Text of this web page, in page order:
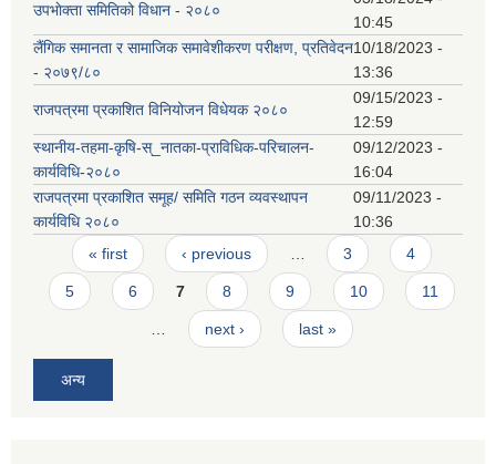
उपभाेक्ता समितिको विधान - २०८०
10:45
लैंगिक समानता र सामाजिक समावेशीकरण परीक्षण, प्रतिवेदन
- २०७९/८०
10/18/2023 -
13:36
राजपत्रमा प्रकाशित विनियोजन विधेयक २०८०
09/15/2023 -
12:59
स्थानीय-तहमा-कृषि-स्_नातका-प्राविधिक-परिचालन-
कार्यविधि-२०८०
09/12/2023 -
16:04
राजपत्रमा प्रकाशित समूह/ समिति गठन व्यवस्थापन
कार्यविधि २०८०
09/11/2023 -
10:36
Pages
« first ‹ previous 3 4
5 6 7 8 9 10 11
next › last »
अन्य